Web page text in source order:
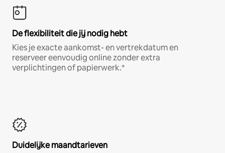
De flexibiliteit die jij nodig hebt
Kies je exacte aankomst- en vertrekdatum en
reserveer eenvoudig online zonder extra
verplichtingen of papierwerk.*
Duidelijke maandtarieven